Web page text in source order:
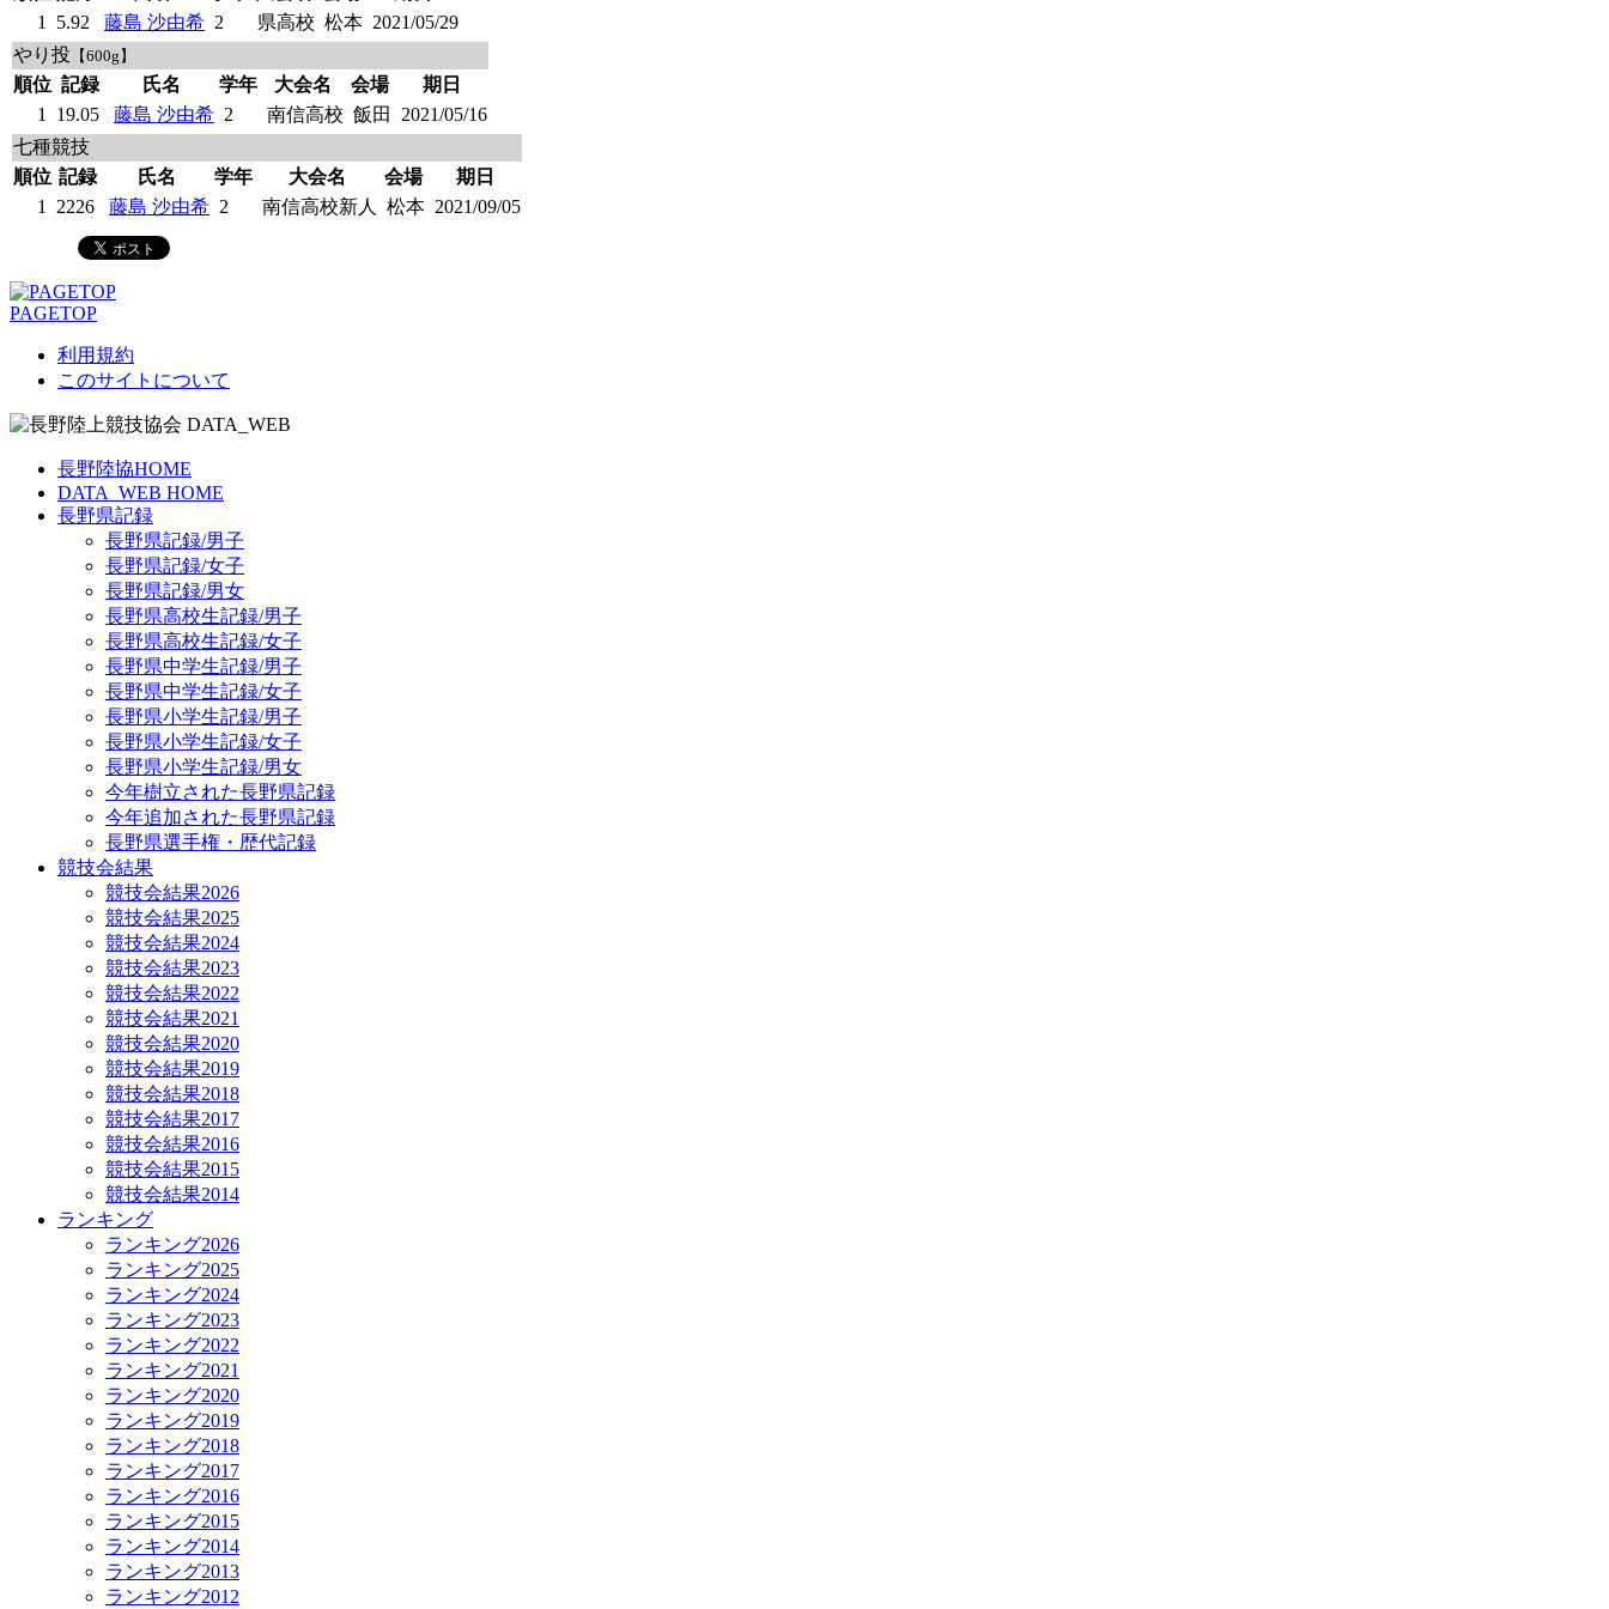
1
5.92 藤島 沙由希 2 県高校 松本 2021/05/29
やり投 【600g】
順位 記録 氏名 学年 大会名 会場
期日
1
19.05 藤島 沙由希 2 南信高校 飯田
2021/05/16
七種競技
順位 記録 氏名 学年 大会名 会場
期日
1
2226 藤島 沙由希 2 南信高校新人 松本 2021/09/05
PAGETOP
利用規約
このサイトについて
長野陸協HOME
DATA_WEB HOME
長野県記録
長野県記録/男子
長野県記録/女子
長野県記録/男女
長野県高校生記録/男子
長野県高校生記録/女子
長野県中学生記録/男子
長野県中学生記録/女子
長野県小学生記録/男子
長野県小学生記録/女子
長野県小学生記録/男女
今年樹立された長野県記録
今年追加された長野県記録
長野県選手権・歴代記録
競技会結果
競技会結果2026
競技会結果2025
競技会結果2024
競技会結果2023
競技会結果2022
競技会結果2021
競技会結果2020
競技会結果2019
競技会結果2018
競技会結果2017
競技会結果2016
競技会結果2015
競技会結果2014
ランキング
ランキング2026
ランキング2025
ランキング2024
ランキング2023
ランキング2022
ランキング2021
ランキング2020
ランキング2019
ランキング2018
ランキング2017
ランキング2016
ランキング2015
ランキング2014
ランキング2013
ランキング2012